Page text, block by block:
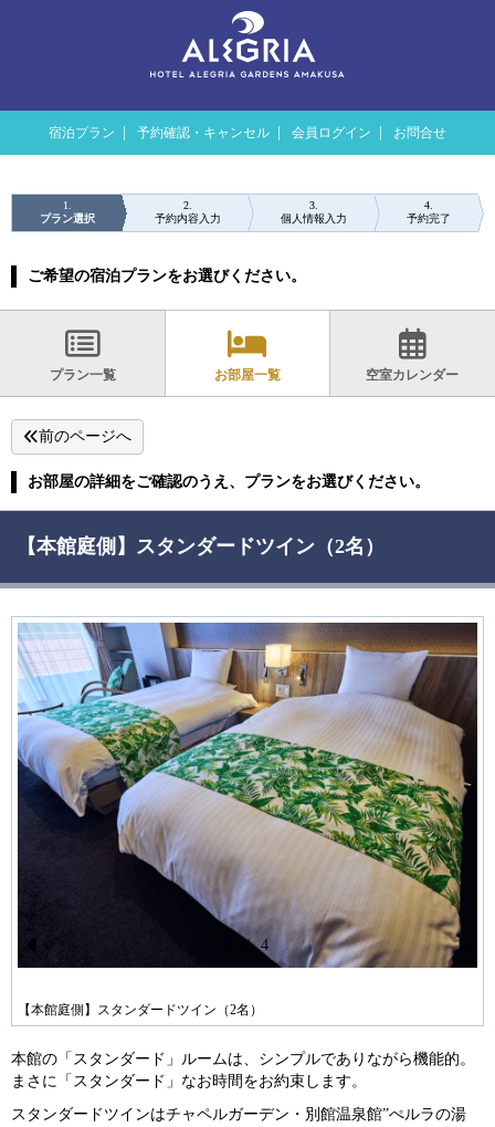
宿泊プラン 予約確認・キャンセル 会員ログイン お問合せ
1
プラン選択
2
予約内容入力
3
個人情報入力
4
予約完了
ご希望の宿泊プランをお選びください。
プラン一覧 お部屋一覧 空室カレンダー
前のページへ
お部屋の詳細をご確認のうえ、プランをお選びください。
【本館庭側】スタンダードツイン（2名）
Pr
ev
us
【本館庭側】スタンダードツイン（2名）
N
/ 4
本館の「スタンダード」ルームは、シンプルでありながら機能的。
まさに「スタンダード」なお時間をお約束します。
スタンダードツインはチャペルガーデン・別館温泉館”ぺルラの湯